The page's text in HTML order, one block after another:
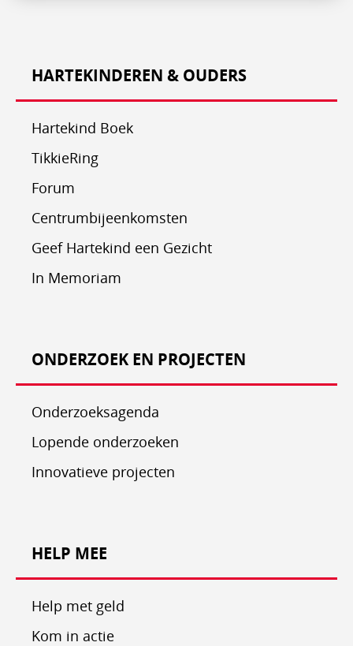
HARTEKINDEREN & OUDERS
Hartekind Boek
TikkieRing
Forum
Centrumbijeenkomsten
Geef Hartekind een Gezicht
In Memoriam
ONDERZOEK EN PROJECTEN
Onderzoeksagenda
Lopende onderzoeken
Innovatieve projecten
HELP MEE
Help met geld
Kom in actie